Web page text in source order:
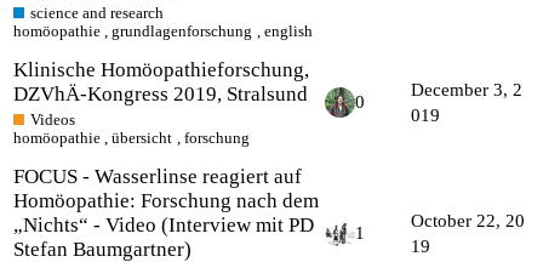
science and research
homöopathie ,grundlagenforschung , english
Klinische Homöopathieforschung,
DZVhÄ-Kongress 2019, Stralsund
Videos
homöopathie ,übersicht , forschung
0
December 3, 2
019
FOCUS - Wasserlinse reagiert auf
Homöopathie: Forschung nach dem
„Nichts“ - Video (Interview mit PD
Stefan Baumgartner)
1
October 22, 20
19